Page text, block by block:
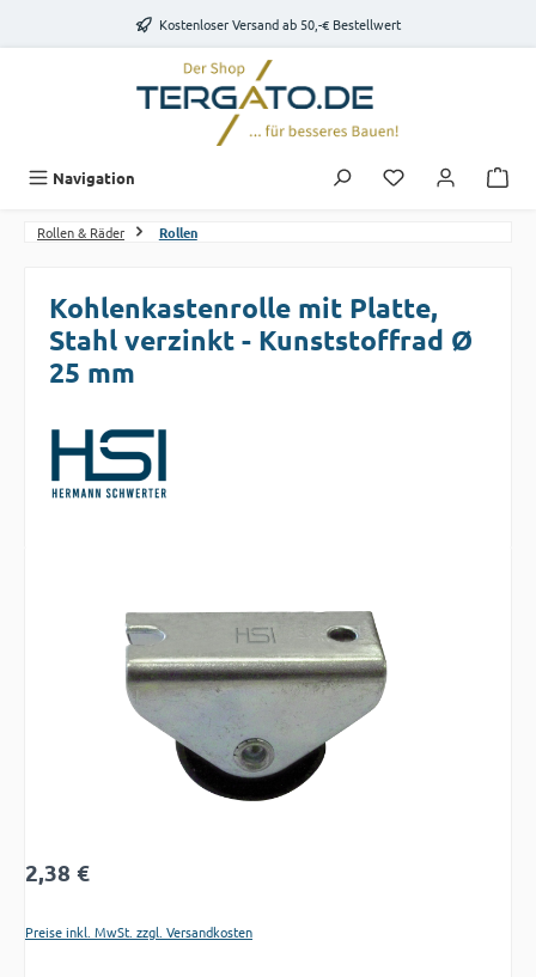
Zum Hauptinhalt springenKostenloser Versand ab 50,-€ Bestellwert
Navigation Du hast 0
Rollen & Räder Rollen
Kohlenkastenrolle mit Platte,
Stahl verzinkt - Kunststoffrad Ø
25 mm
Regulärer Preis:
2,38 €
Preise inkl. MwSt. zzgl. Versandkosten